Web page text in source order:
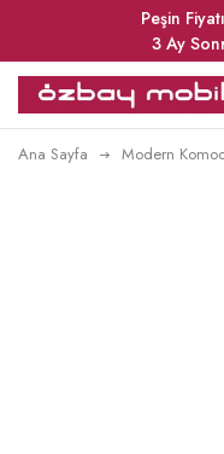
Peşin
3 Ay
Ana Sayfa Modern